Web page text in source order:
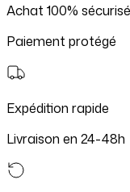
Achat 100% sécurisé
Paiement protégé
Expédition rapide
Livraison en 24-48h